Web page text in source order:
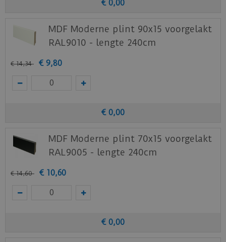
€ 0,00
MDF Moderne plint 90x15 voorgelakt
RAL9010 - lengte 240cm
€ 14,34 € 9,80
€ 0,00
MDF Moderne plint 70x15 voorgelakt
RAL9005 - lengte 240cm
€ 14,60 € 10,60
€ 0,00